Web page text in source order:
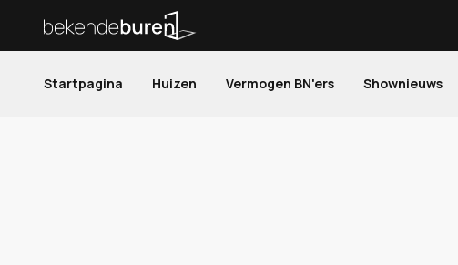
Startpagina Huizen Vermogen BN'ers Shownieuws